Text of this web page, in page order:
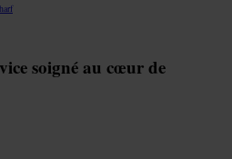
soigné au cœur de